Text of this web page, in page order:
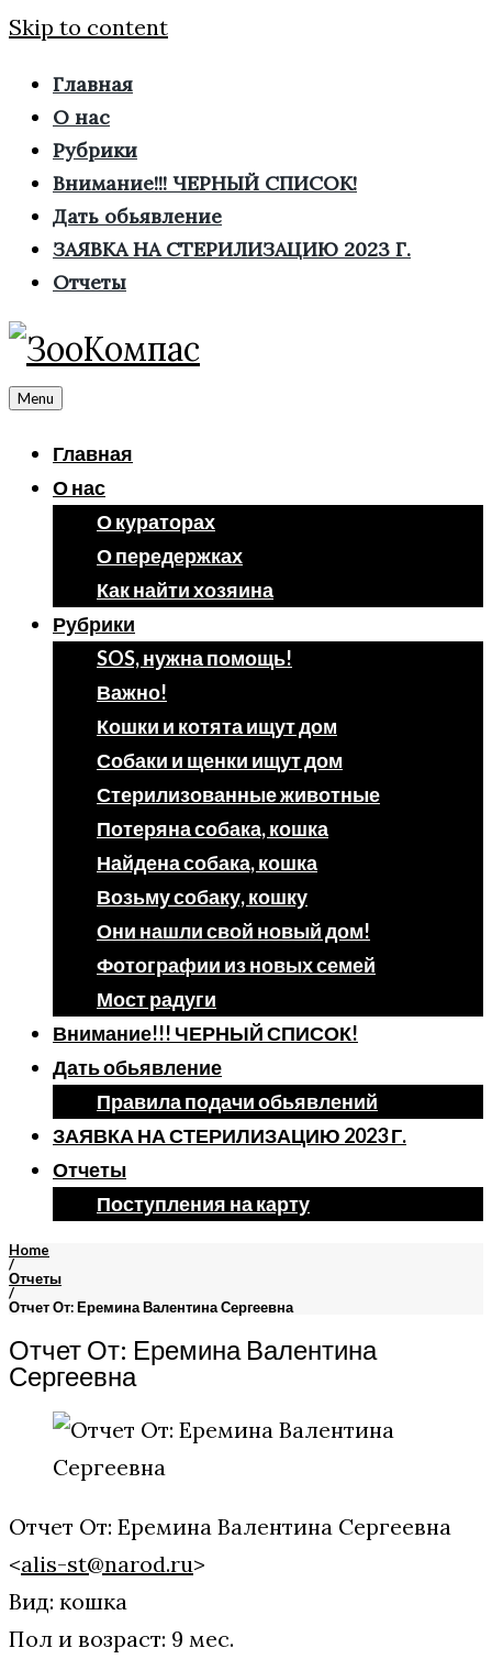
Skip to content
Главная
О нас
Рубрики
Внимание!!! ЧЕРНЫЙ СПИСОК!
Дать обьявление
ЗАЯВКА НА СТЕРИЛИЗАЦИЮ 2023 Г.
Отчеты
Menu
Главная
О нас
О кураторах
О передержках
Как найти хозяина
Рубрики
SOS, нужна помощь!
Важно!
Кошки и котята ищут дом
Собаки и щенки ищут дом
Стерилизованные животные
Потеряна собака, кошка
Найдена собака, кошка
Возьму собаку, кошку
Они нашли свой новый дом!
Фотографии из новых семей
Мост радуги
Внимание!!! ЧЕРНЫЙ СПИСОК!
Дать обьявление
Правила подачи обьявлений
ЗАЯВКА НА СТЕРИЛИЗАЦИЮ 2023 Г.
Отчеты
Поступления на карту
Home
/
Отчеты
/
Отчет От: Еремина Валентина Сергеевна
Отчет От: Еремина Валентина
Сергеевна
Отчет От: Еремина Валентина Сергеевна
<alis-st@narod.ru>
Вид: кошка
Пол и возраст: 9 мес.